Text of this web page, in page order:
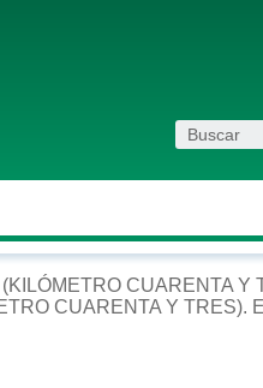
CUARENTA Y
CUARENTA Y TRES).